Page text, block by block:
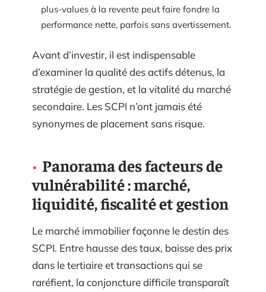
plus-values à la revente peut faire fondre la
performance nette, parfois sans avertissement.
Avant d’investir, il est indispensable
d’examiner la qualité des actifs détenus, la
stratégie de gestion, et la vitalité du marché
secondaire. Les SCPI n’ont jamais été
synonymes de placement sans risque.
Panorama des facteurs de
vulnérabilité : marché,
liquidité, fiscalité et gestion
Le marché immobilier façonne le destin des
SCPI. Entre hausse des taux, baisse des prix
dans le tertiaire et transactions qui se
raréfient, la conjoncture difficile transparaît